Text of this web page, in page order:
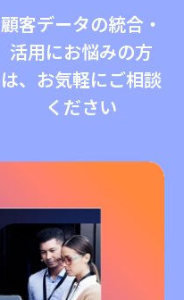
顧客データの統合・
活用にお悩みの方
は、お気軽にご相談
ください